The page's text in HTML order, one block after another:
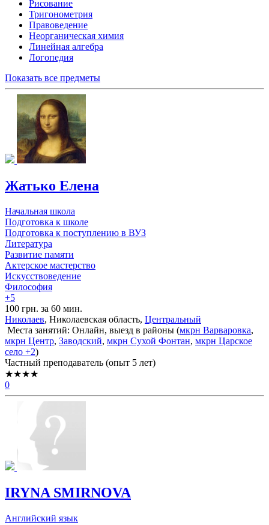
Рисование
Тригонометрия
Правоведение
Неорганическая химия
Линейная алгебра
Логопедия
Показать все предметы
Жатько Елена
Начальная школа
Подготовка к школе
Подготовка к поступлению в ВУЗ
Литература
Развитие памяти
Актерское мастерство
Искусствоведение
Философия
+5
100 грн. за 60 мин.
Николаев, Николаевская область, Центральный
Места занятий: Онлайн, выезд в районы (мкрн Варваровка,
мкрн Центр, Заводский, мкрн Сухой Фонтан, мкрн Царское
село +2)
Частный преподаватель (опыт 5 лет)
★★★★
0
IRYNA SMIRNOVA
Английский язык